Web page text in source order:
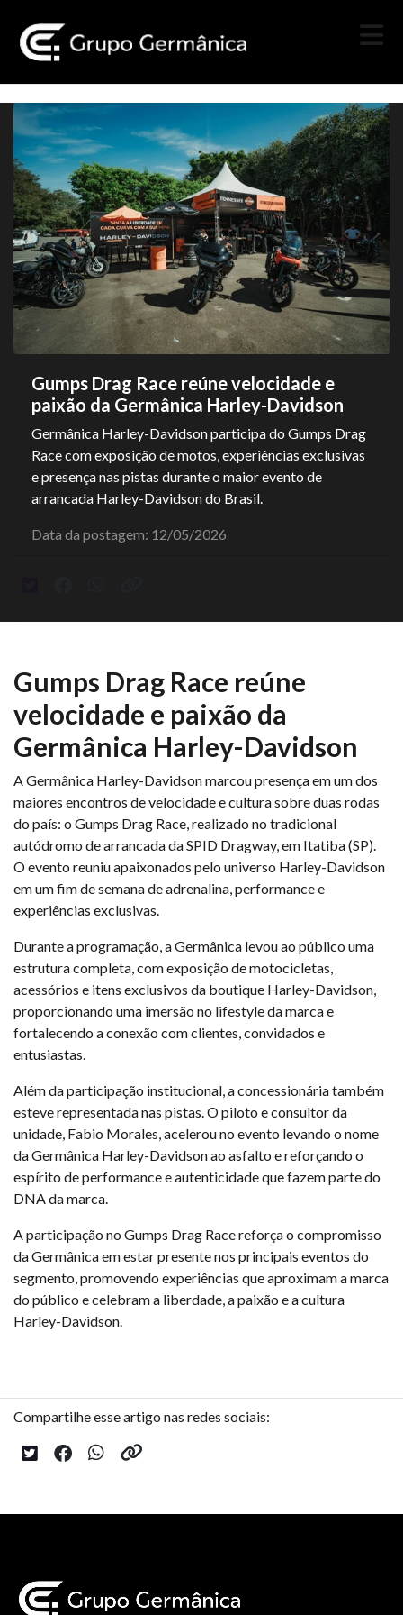
Gumps Drag Race reúne velocidade e
paixão da Germânica Harley-Davidson
Germânica Harley-Davidson participa do Gumps Drag
Race com exposição de motos, experiências exclusivas
e presença nas pistas durante o maior evento de
arrancada Harley-Davidson do Brasil.
Data da postagem: 12/05/2026
Gumps Drag Race reúne
velocidade e paixão da
Germânica Harley-Davidson
A Germânica Harley-Davidson marcou presença em um dos
maiores encontros de velocidade e cultura sobre duas rodas
do país: o Gumps Drag Race, realizado no tradicional
autódromo de arrancada da SPID Dragway, em Itatiba (SP).
O evento reuniu apaixonados pelo universo Harley-Davidson
em um fim de semana de adrenalina, performance e
experiências exclusivas.
Durante a programação, a Germânica levou ao público uma
estrutura completa, com exposição de motocicletas,
acessórios e itens exclusivos da boutique Harley-Davidson,
proporcionando uma imersão no lifestyle da marca e
fortalecendo a conexão com clientes, convidados e
entusiastas.
Além da participação institucional, a concessionária também
esteve representada nas pistas. O piloto e consultor da
unidade, Fabio Morales, acelerou no evento levando o nome
da Germânica Harley-Davidson ao asfalto e reforçando o
espírito de performance e autenticidade que fazem parte do
DNA da marca.
A participação no Gumps Drag Race reforça o compromisso
da Germânica em estar presente nos principais eventos do
segmento, promovendo experiências que aproximam a marca
do público e celebram a liberdade, a paixão e a cultura
Harley-Davidson.
Compartilhe esse artigo nas redes sociais: